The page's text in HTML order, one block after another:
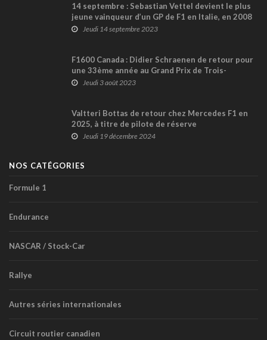
14 septembre : Sebastian Vettel devient le plus
jeune vainqueur d’un GP de F1 en Italie, en 2008
Jeudi 14 septembre 2023
F1600 Canada : Didier Schraenen de retour pour
une 33ème année au Grand Prix de Trois-
Rivières
Jeudi 3 août 2023
Valtteri Bottas de retour chez Mercedes F1 en
2025, à titre de pilote de réserve
Jeudi 19 décembre 2024
NOS CATÉGORIES
Formule 1
Endurance
NASCAR / Stock-Car
Rallye
Autres séries internationales
Circuit routier canadien